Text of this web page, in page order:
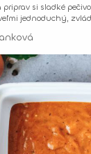
si sladké
jednoduchý,